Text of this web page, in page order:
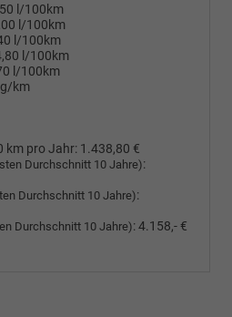
l/100km
l/100km
l/100km
l/100km
l/100km
km
km pro Jahr: 1.438,80 €
Durchschnitt 10 Jahre):
Durchschnitt 10 Jahre):
Durchschnitt 10 Jahre):4.158,- €